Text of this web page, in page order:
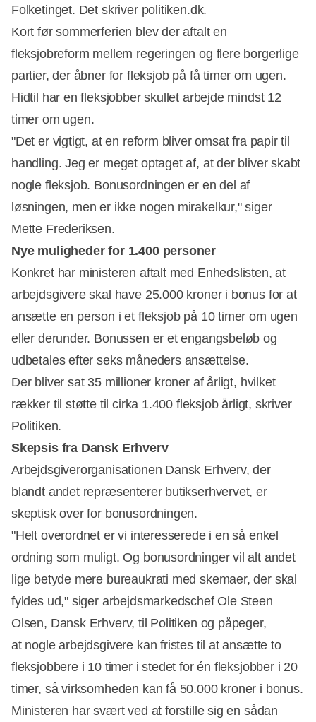
Folketinget. Det skriver politiken.dk.
Kort før sommerferien blev der aftalt en
fleksjobreform mellem regeringen og flere borgerlige
partier, der åbner for fleksjob på få timer om ugen.
Hidtil har en fleksjobber skullet arbejde mindst 12
timer om ugen.
"Det er vigtigt, at en reform bliver omsat fra papir til
handling. Jeg er meget optaget af, at der bliver skabt
nogle fleksjob. Bonusordningen er en del af
løsningen, men er ikke nogen mirakelkur," siger
Mette Frederiksen.
Nye muligheder for 1.400 personer
Konkret har ministeren aftalt med Enhedslisten, at
arbejdsgivere skal have 25.000 kroner i bonus for at
ansætte en person i et fleksjob på 10 timer om ugen
eller derunder. Bonussen er et engangsbeløb og
udbetales efter seks måneders ansættelse.
Der bliver sat 35 millioner kroner af årligt, hvilket
rækker til støtte til cirka 1.400 fleksjob årligt, skriver
Politiken.
Skepsis fra Dansk Erhverv
Arbejdsgiverorganisationen Dansk Erhverv, der
blandt andet repræsenterer butikserhvervet, er
skeptisk over for bonusordningen.
"Helt overordnet er vi interesserede i en så enkel
ordning som muligt. Og bonusordninger vil alt andet
lige betyde mere bureaukrati med skemaer, der skal
fyldes ud," siger arbejdsmarkedschef Ole Steen
Olsen, Dansk Erhverv, til Politiken og påpeger,
at nogle arbejdsgivere kan fristes til at ansætte to
fleksjobbere i 10 timer i stedet for én fleksjobber i 20
timer, så virksomheden kan få 50.000 kroner i bonus.
Ministeren har svært ved at forstille sig en sådan